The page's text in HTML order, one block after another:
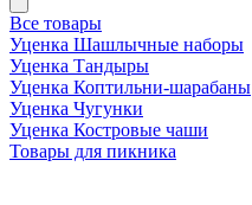
Все товары
Уценка Шашлычные наборы
Уценка Тандыры
Уценка Коптильни-шарабаны
Уценка Чугунки
Уценка Костровые чаши
Товары для пикника